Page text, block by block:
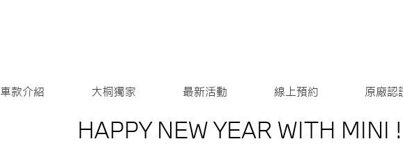
車款介紹 大桐獨家 最新活動 線上預約 原廠認
HAPPY NEW YEAR WITH MINI !